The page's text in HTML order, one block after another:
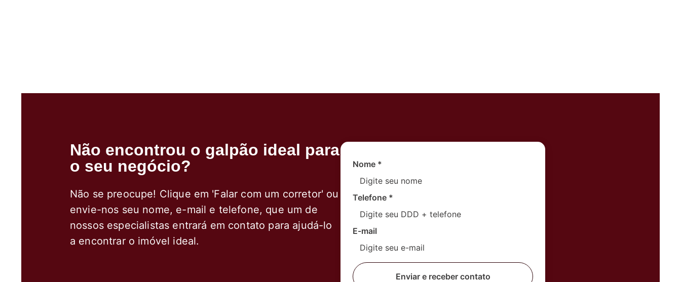
Não encontrou o galpão ideal para
o seu negócio?
Não se preocupe! Clique em 'Falar com um corretor' ou
envie-nos seu nome, e-mail e telefone, que um de
nossos especialistas entrará em contato para ajudá-lo
a encontrar o imóvel ideal.
Nome *
Telefone *
E-mail
Enviar e receber contato